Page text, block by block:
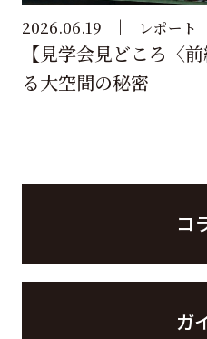
2026.06.19 レポート
【見学会見どころ〈
る大空間の秘密
コ
ガ